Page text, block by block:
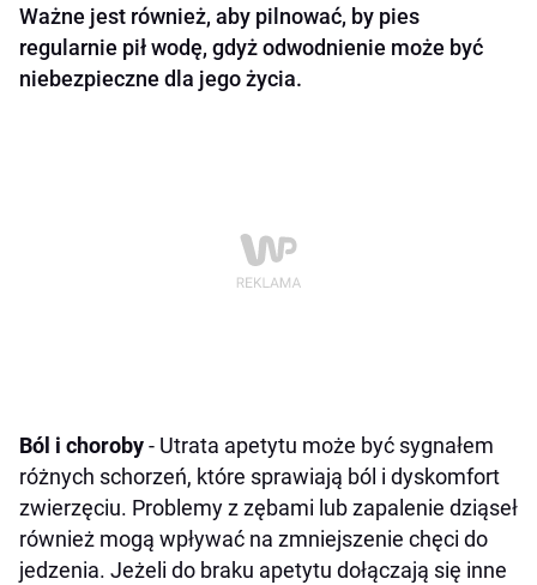
Ważne jest również, aby pilnować, by pies
regularnie pił wodę, gdyż odwodnienie może być
niebezpieczne dla jego życia.
Ból i choroby- Utrata apetytu może być sygnałem
różnych schorzeń, które sprawiają ból i dyskomfort
zwierzęciu. Problemy z zębami lub zapalenie dziąseł
również mogą wpływać na zmniejszenie chęci do
jedzenia. Jeżeli do braku apetytu dołączają się inne